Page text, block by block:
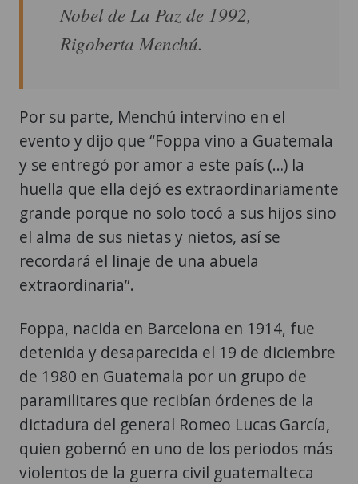
Nobel de La Paz de 1992,
Rigoberta Menchú.
Por su parte, Menchú intervino en el
evento y dijo que “Foppa vino a Guatemala
y se entregó por amor a este país (…) la
huella que ella dejó es extraordinariamente
grande porque no solo tocó a sus hijos sino
el alma de sus nietas y nietos, así se
recordará el linaje de una abuela
extraordinaria”.
Foppa, nacida en Barcelona en 1914, fue
detenida y desaparecida el 19 de diciembre
de 1980 en Guatemala por un grupo de
paramilitares que recibían órdenes de la
dictadura del general Romeo Lucas García,
quien gobernó en uno de los periodos más
violentos de la guerra civil guatemalteca